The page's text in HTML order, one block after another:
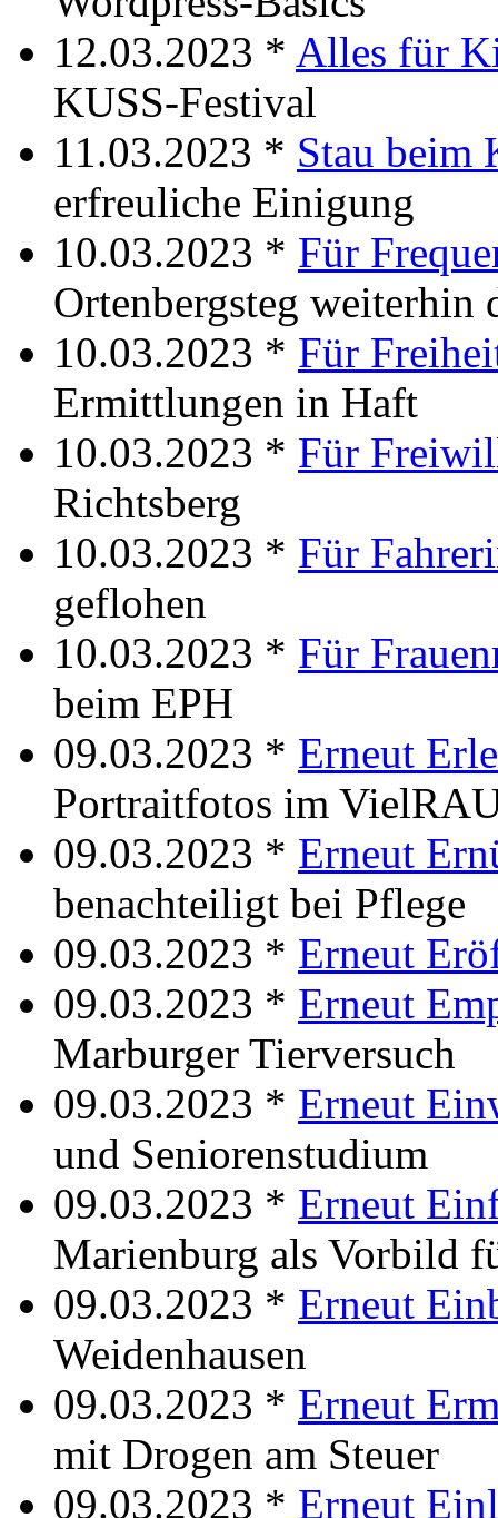
12.03.2023 * Alles für
KUSS-Festival
11.03.2023 * Stau beim
erfreuliche Einigung
10.03.2023 * Für
Ortenbergsteg weiterhin
10.03.2023 * Für
Ermittlungen in Haft
10.03.2023 * Für
Richtsberg
10.03.2023 * Für
geflohen
10.03.2023 * Für
beim EPH
09.03.2023 * Erneut
Portraitfotos im
09.03.2023 * Erneut
benachteiligt bei Pflege
09.03.2023 * Erneut
09.03.2023 * Erneut
Marburger Tierversuch
09.03.2023 * Erneut
und Seniorenstudium
09.03.2023 * Erneut
Marienburg als Vorbild
09.03.2023 * Erneut
Weidenhausen
09.03.2023 * Erneut
mit Drogen am Steuer
09.03.2023 * Erneut